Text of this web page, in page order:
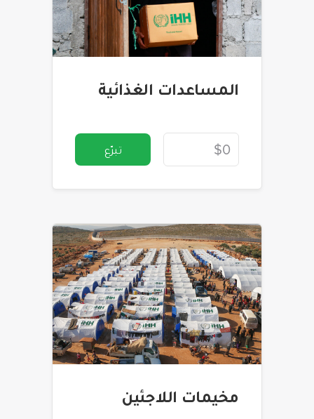
المساعدات الغذائية
تبرّع
مخيمات اللاجئين